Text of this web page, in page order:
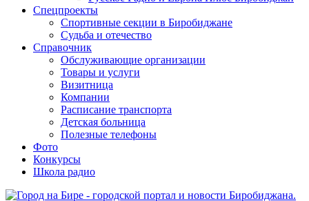
Спецпроекты
Спортивные секции в Биробиджане
Судьба и отечество
Справочник
Обслуживающие организации
Товары и услуги
Визитница
Компании
Расписание транспорта
Детская больница
Полезные телефоны
Фото
Конкурсы
Школа радио